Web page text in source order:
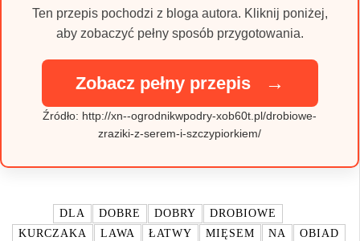
Ten przepis pochodzi z bloga autora. Kliknij poniżej,
aby zobaczyć pełny sposób przygotowania.
Zobacz pełny przepis →
Źródło: http://xn--ogrodnikwpodry-xob60t.pl/drobiowe-
zraziki-z-serem-i-szczypiorkiem/
DLA DOBRE DOBRY
DROBIOWE
KURCZAKA
LAWA ŁATWY MIĘSEM NA
OBIAD